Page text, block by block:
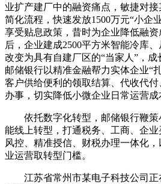
业扩产建厂中的融资痛点，敏捷对接
简化流程，快速发放1500万元“小企
享受贴息政策，昔时为企业降低融资
后，企业建成2500平方米智能冷库
改变为具有自建厂区的“当家人”，
邮储银行以精准金融帮力实体企业“
客户供给便利的领取结算、代收代
办事，切实降低小微企业日常运营成
依托数字化转型，邮储银行鞭策
能线上转型，打通税务、工商、企
风控、精准授信、财税办理一体化
业运营取转型门槛。
江苏省常州市某电子科技公司正